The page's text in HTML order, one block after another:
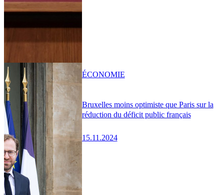
Bruxelles moins optimiste que Paris sur la
réduction du déficit public français
15.11.2024
ÉCONOMIE